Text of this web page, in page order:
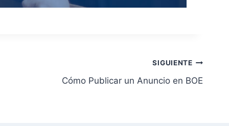
SIGUIENTE
Cómo Publicar un Anuncio en BOE